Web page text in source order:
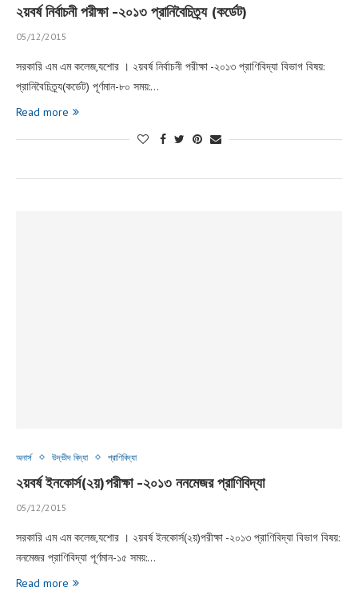
২য়বর্ষ নির্বাচনী পরীক্ষা -২০১৩ প্রানিবৈচিত্র্য (কর্ডেট)
05/12/2015
সরকারি এম এম কলেজ,যশোর । ২য়বর্ষ নির্বাচনী পরীক্ষা -২০১৩ প্রাণিবিদ্যা বিভাগ বিষয়:
প্রানিবৈচিত্র্য(কর্ডেট) পূর্ণমান-৮০ সময়:…
Read more
অনার্স উদ্ভীদ বিদ্যা প্রাণিবিদ্যা
২য়বর্ষ ইনকোর্স(২য়)পরীক্ষা -২০১৩ ননমেজর প্রাণিবিদ্যা
05/12/2015
সরকারি এম এম কলেজ,যশোর । ২য়বর্ষ ইনকোর্স(২য়)পরীক্ষা -২০১৩ প্রাণিবিদ্যা বিভাগ বিষয়:
ননমেজর প্রাণিবিদ্যা পূর্ণমান-১৫ সময়:…
Read more